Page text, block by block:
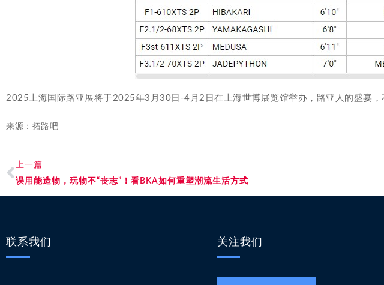
2025上海国际路亚展将于2025年3月30日-4月2日在上海世博展览馆举办，路亚人的盛宴，
来源：拓路吧
上一篇
误用能造物，玩物不“丧志”！看BKA如何重塑潮流生活方式
联系我们 关注我们